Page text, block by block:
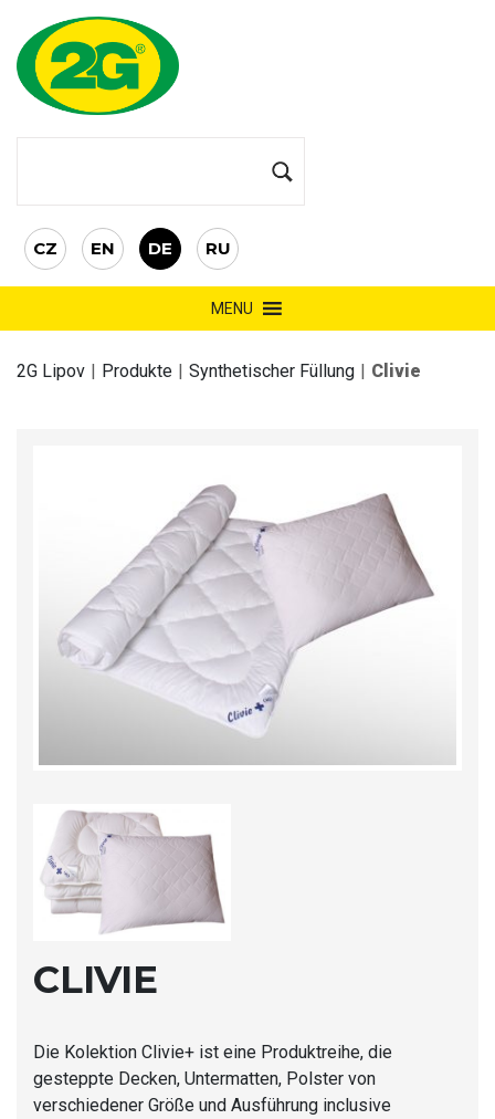
CZ EN DE RU
MENU
2G Lipov | Produkte | Synthetischer Füllung | Clivie
CLIVIE
Die Kolektion Clivie+ ist eine Produktreihe, die
gesteppte Decken, Untermatten, Polster von
verschiedener Größe und Ausführung inclusive